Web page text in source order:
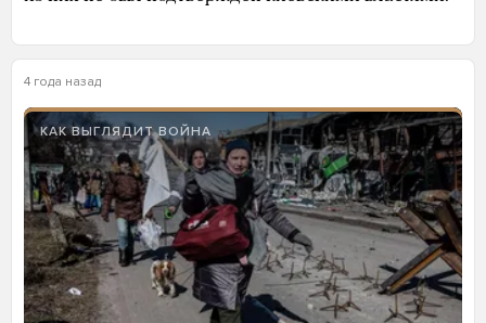
4 года назад
КАК ВЫГЛЯДИТ ВОЙНА